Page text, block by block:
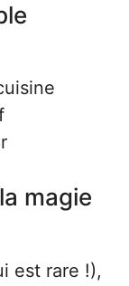
magie
est rare !),